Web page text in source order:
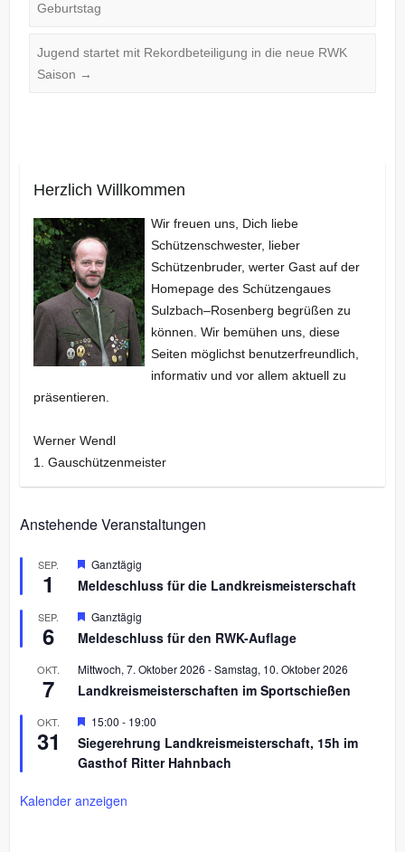
Geburtstag
Jugend startet mit Rekordbeteiligung in die neue RWK
Saison →
Herzlich Willkommen
Wir freuen uns, Dich liebe
Schützenschwester, lieber
Schützenbruder, werter Gast auf der
Homepage des Schützengaues
Sulzbach–Rosenberg begrüßen zu
können. Wir bemühen uns, diese
Seiten möglichst benutzerfreundlich,
informativ und vor allem aktuell zu
präsentieren.
Werner Wendl
1. Gauschützenmeister
Anstehende Veranstaltungen
SEP.
1
H
r
o
r
e
h
o
e
Ganztägig
Meldeschluss für die Landkreismeisterschaft
SEP.
6
H
r
o
r
e
h
o
b
Ganztägig
Meldeschluss für den RWK-Auflage
OKT.
7
Mittwoch, 7. Oktober 2026 -Samstag, 10. Oktober 2026
Landkreismeisterschaften im Sportschießen
OKT.
31
H
r
v
g
15:00 - 19:00
Siegerehrung Landkreismeisterschaft, 15h im
Gasthof Ritter Hahnbach
Kalender anzeigen